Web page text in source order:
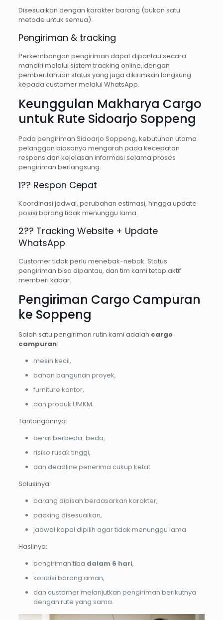
Disesuaikan dengan karakter barang (bukan satu
metode untuk semua).
Pengiriman & tracking
Perkembangan pengiriman dapat dipantau secara
mandiri melalui sistem tracking online, dengan
pemberitahuan status yang juga dikirimkan langsung
kepada customer melalui WhatsApp.
Keunggulan Makharya Cargo
untuk Rute Sidoarjo Soppeng
Pada pengiriman Sidoarjo Soppeng, kebutuhan utama
pelanggan biasanya mengarah pada kecepatan
respons dan kejelasan informasi selama proses
pengiriman berlangsung.
1?? Respon Cepat
Koordinasi jadwal, perubahan estimasi, hingga update
posisi barang tidak menunggu lama.
2?? Tracking Website + Update
WhatsApp
Customer tidak perlu menebak-nebak. Status
pengiriman bisa dipantau, dan tim kami tetap aktif
memberi kabar.
Pengiriman Cargo Campuran
ke Soppeng
Salah satu pengiriman rutin kami adalah cargo
campuran:
mesin kecil,
bahan bangunan proyek,
furniture kantor,
dan produk UMKM.
Tantangannya:
berat berbeda-beda,
risiko rusak tinggi,
dan deadline penerima cukup ketat.
Solusinya:
barang dipisah berdasarkan karakter,
packing disesuaikan,
jadwal kapal dipilih agar tidak menunggu lama.
Hasilnya:
pengiriman tiba dalam 6 hari,
kondisi barang aman,
dan customer melanjutkan pengiriman berikutnya
dengan rute yang sama.